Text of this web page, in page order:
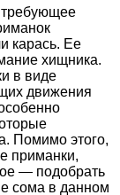
карась. Ее
хищника.
в виде
движения
Помимо этого,
приманки,
— подобрать
сома в данном